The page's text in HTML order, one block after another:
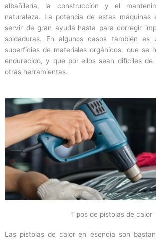
albañilería, la construcción y el
naturaleza. La potencia de estas máquinas
servir de gran ayuda hasta para corregir
soldaduras. En algunos casos también es
superficies de materiales orgánicos, que se
endurecido, y que por ellos sean difíciles de
otras herramientas.
Tipos de pistolas de calor
Las pistolas de calor en esencia son